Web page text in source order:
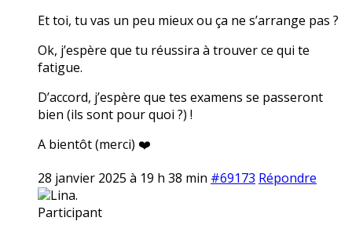
Et toi, tu vas un peu mieux ou ça ne s’arrange pas ?
Ok, j’espère que tu réussira à trouver ce qui te
fatigue.
D’accord, j’espère que tes examens se passeront
bien (ils sont pour quoi ?) !
A bientôt (merci) ❤️
28 janvier 2025 à 19 h 38 min #69173 Répondre
Lina.
Participant